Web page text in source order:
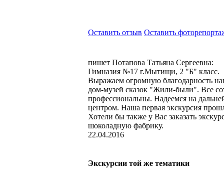
Оставить отзыв Оставить
пишет Потапова Татьяна Сергеевна:
Гимназия №17 г.Мытищи, 2 "Б" класс.
Выражаем огромную благодарность
дом-музей сказок "Жили-были". Все
профессиональны. Надеемся на
центром. Наша первая экскурсия
Хотели бы также у Вас заказать
шоколадную фабрику.
22.04.2016
Экскурсии той же тематики